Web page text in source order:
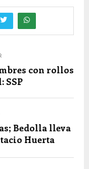
con rollos
SSP
Bedolla lleva
Huerta